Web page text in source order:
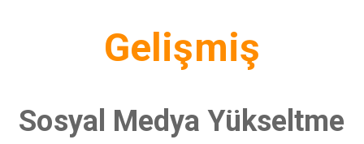
Gelişmiş
Sosyal Medya Yükseltme